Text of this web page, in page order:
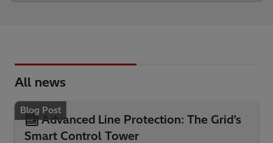
All news
Blog Post
Advanced Line Protection: The Grid’s
Smart Control Tower